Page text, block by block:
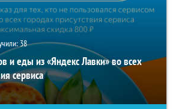
38
и еды из «Яндекс Лавки» во всех
сервиса